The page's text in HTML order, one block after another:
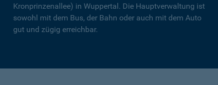
Kronprinzenallee) in Wuppertal. Die Hauptverwaltung ist
sowohl mit dem Bus, der Bahn oder auch mit dem Auto
gut und zügig erreichbar.